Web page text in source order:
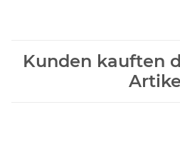
Kunden kauften